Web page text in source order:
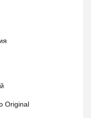
Original